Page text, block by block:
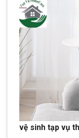
vệ sinh tạp vụ